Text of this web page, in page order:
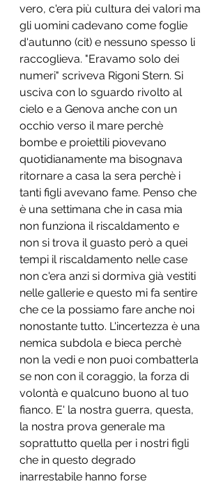
vero, c'era più cultura dei valori ma
gli uomini cadevano come foglie
d'autunno (cit) e nessuno spesso li
raccoglieva. "Eravamo solo dei
numeri" scriveva Rigoni Stern. Si
usciva con lo sguardo rivolto al
cielo e a Genova anche con un
occhio verso il mare perchè
bombe e proiettili piovevano
quotidianamente ma bisognava
ritornare a casa la sera perchè i
tanti figli avevano fame. Penso che
è una settimana che in casa mia
non funziona il riscaldamento e
non si trova il guasto però a quei
tempi il riscaldamento nelle case
non c'era anzi si dormiva già vestiti
nelle gallerie e questo mi fa sentire
che ce la possiamo fare anche noi
nonostante tutto. L'incertezza è una
nemica subdola e bieca perchè
non la vedi e non puoi combatterla
se non con il coraggio, la forza di
volontà e qualcuno buono al tuo
fianco. E' la nostra guerra, questa,
la nostra prova generale ma
soprattutto quella per i nostri figli
che in questo degrado
inarrestabile hanno forse